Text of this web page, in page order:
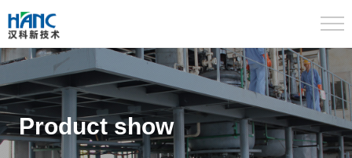
Product show